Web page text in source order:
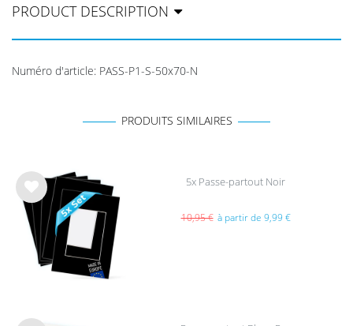
PRODUCT DESCRIPTION
Numéro d'article: PASS-P1-S-50x70-N
PRODUITS SIMILAIRES
List
e de
sou
hait
5x Passe-partout Noir
10,95 € à partir de 9,99 €